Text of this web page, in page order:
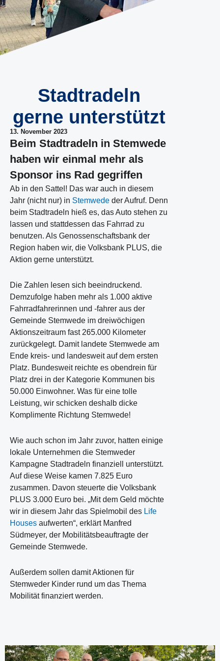
Stadtradeln
gerne unterstützt
13. November 2023
Beim Stadtradeln in Stemwede
haben wir einmal mehr als
Sponsor ins Rad gegriffen
Ab in den Sattel! Das war auch in diesem
Jahr (nicht nur) in Stemwede der Aufruf. Denn
beim Stadtradeln hieß es, das Auto stehen zu
lassen und stattdessen das Fahrrad zu
benutzen. Als Genossenschaftsbank der
Region haben wir, die Volksbank PLUS, die
Aktion gerne unterstützt.
Die Zahlen lesen sich beeindruckend.
Demzufolge haben mehr als 1.000 aktive
Fahrradfahrerinnen und -fahrer aus der
Gemeinde Stemwede im dreiwöchigen
Aktionszeitraum fast 265.000 Kilometer
zurückgelegt. Damit landete Stemwede am
Ende kreis- und landesweit auf dem ersten
Platz. Bundesweit reichte es obendrein für
Platz drei in der Kategorie Kommunen bis
50.000 Einwohner. Was für eine tolle
Leistung, wir schicken deshalb dicke
Komplimente Richtung Stemwede!
Wie auch schon im Jahr zuvor, hatten einige
lokale Unternehmen die Stemweder
Kampagne Stadtradeln finanziell unterstützt.
Auf diese Weise kamen 7.825 Euro
zusammen. Davon steuerte die Volksbank
PLUS 3.000 Euro bei. „Mit dem Geld möchte
wir in diesem Jahr das Spielmobil des Life
Houses aufwerten“, erklärt Manfred
Südmeyer, der Mobilitätsbeauftragte der
Gemeinde Stemwede.
Außerdem sollen damit Aktionen für
Stemweder Kinder rund um das Thema
Mobilität finanziert werden.